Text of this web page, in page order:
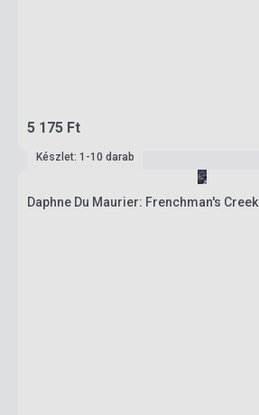
5 175 Ft
Készlet: 1-10 darab
Daphne Du Maurier: Frenchman's Creek